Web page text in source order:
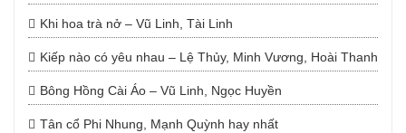
Khi hoa trà nở – Vũ Linh, Tài Linh
Kiếp nào có yêu nhau – Lệ Thủy, Minh Vương, Hoài Thanh
Bông Hồng Cài Áo – Vũ Linh, Ngọc Huyền
Tân cổ Phi Nhung, Mạnh Quỳnh hay nhất